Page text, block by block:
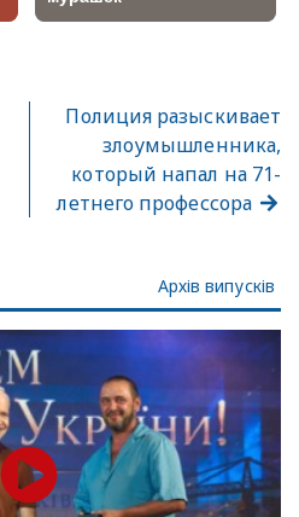
Полиция разыскивает
злоумышленника,
который напал на 71-
летнего профессора
Архів випусків